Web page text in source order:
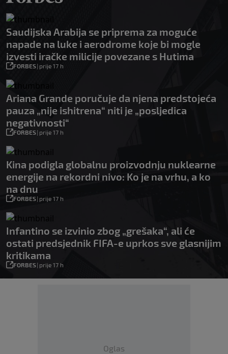
Saudijska Arabija se priprema za moguće
napade na luke i aerodrome koje bi mogle
izvesti iračke milicije povezane s Hutima
FORBES| prije 17 h
Ariana Grande poručuje da njena predstojeća
pauza „nije ishitrena“ niti je „posljedica
negativnosti“
FORBES| prije 17 h
Kina podigla globalnu proizvodnju nuklearne
energije na rekordni nivo: Ko je na vrhu, a ko
na dnu
FORBES| prije 17 h
Infantino se izvinio zbog „grešaka“, ali će
ostati predsjednik FIFA-e uprkos sve glasnijim
kritikama
FORBES| prije 17 h
Oglas